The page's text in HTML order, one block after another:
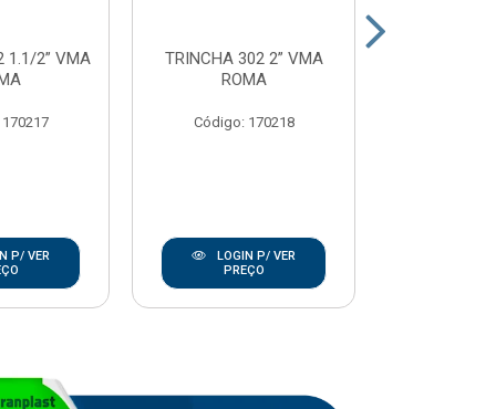
1.1/2” VMA
P/ VER
TRINCHA 302 2” VMA
ROMA
Código: 170218
LOGIN P/ VER
PREÇO